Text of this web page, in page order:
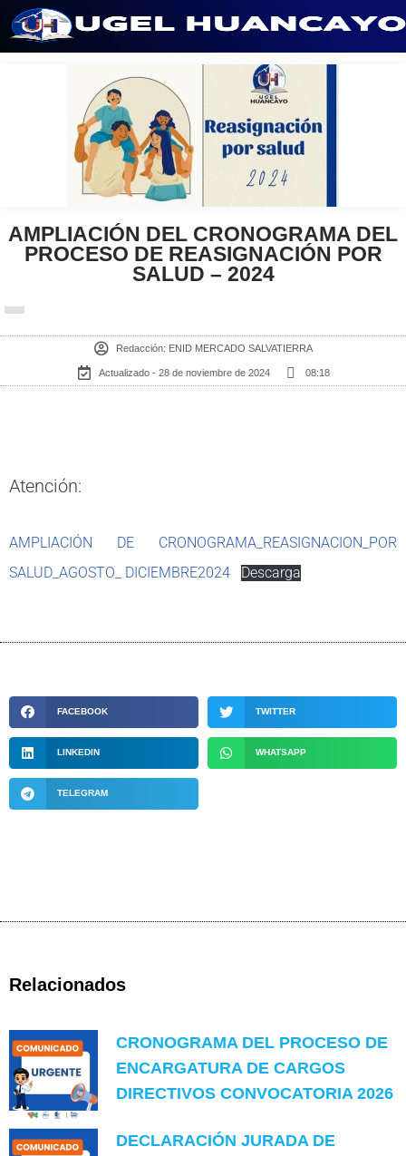
AMPLIACIÓN DEL CRONOGRAMA DEL
PROCESO DE REASIGNACIÓN POR
SALUD – 2024
Redacción: ENID MERCADO SALVATIERRA
Actualizado - 28 de noviembre de 2024 08:18
Atención:
AMPLIACIÓN DE CRONOGRAMA_REASIGNACION_POR
SALUD_AGOSTO_ DICIEMBRE2024
Descarga
FACEBOOK TWITTER
LINKEDIN WHATSAPP
TELEGRAM
Relacionados
CRONOGRAMA DEL PROCESO DE
ENCARGATURA DE CARGOS
DIRECTIVOS CONVOCATORIA 2026
DECLARACIÓN JURADA DE